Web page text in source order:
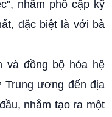
nhằm phổ cập kỹ
đặc biệt là với bà
và đồng bộ hóa hệ
Trung ương đến địa
nhằm tạo ra một